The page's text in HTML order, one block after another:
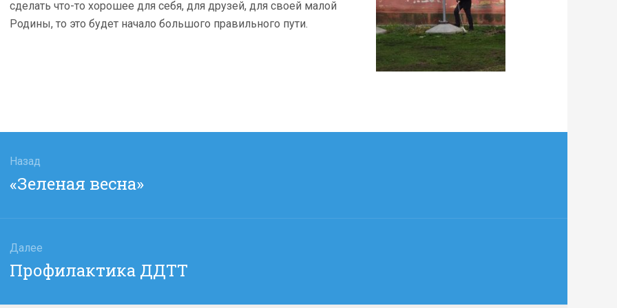
сделать что-то хорошее для себя, для друзей, для своей малой
Родины, то это будет начало большого правильного пути.
Назад
Предыдущая
«Зеленая весна»
Далее
Следующая
запись:
Профилактика ДДТТ